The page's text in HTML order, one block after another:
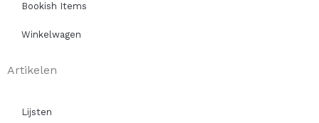
Bookish Items
Winkelwagen
Artikelen
Lijsten